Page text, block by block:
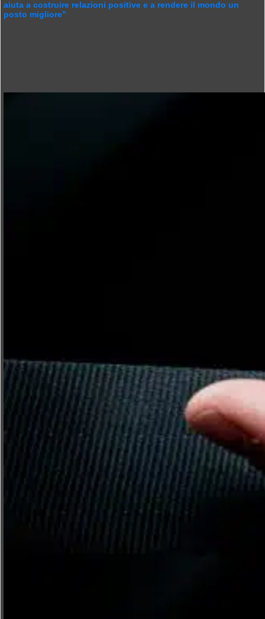
aiuta a costruire relazioni positive e a rendere il mondo un
posto migliore”